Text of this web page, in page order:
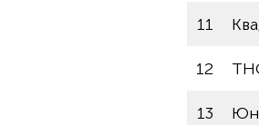
11
12
13